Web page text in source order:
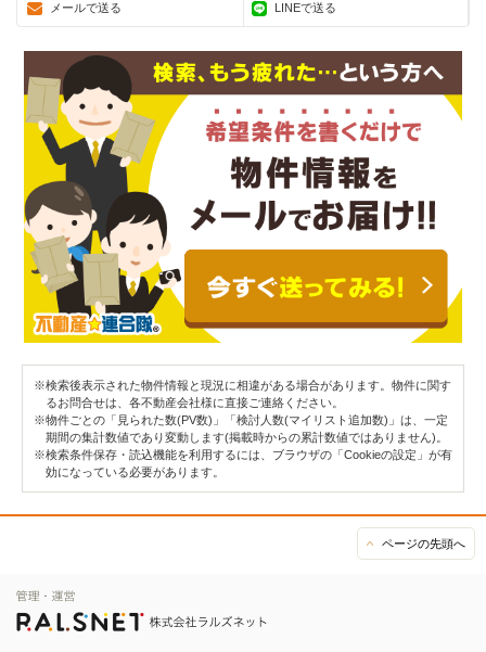
メールで送る LINEで送る
※検索後表示された物件情報と現況に相違がある場合があります。物件に関す
るお問合せは、各不動産会社様に直接ご連絡ください。
※物件ごとの「見られた数(PV数)」「検討人数(マイリスト追加数)」は、一定
期間の集計数値であり変動します(掲載時からの累計数値ではありません)。
※検索条件保存・読込機能を利用するには、ブラウザの「Cookieの設定」が有
効になっている必要があります。
ページの先頭へ